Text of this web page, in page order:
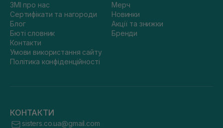
ЗМІ про нас
Сертифікати та нагороди
Блог
Бюті словник
Контакти
Умови використання сайту
Політика конфіденційності
Мерч
Новинки
Акції та знижки
Бренди
КОНТАКТИ
sisters.co.ua@gmail.com